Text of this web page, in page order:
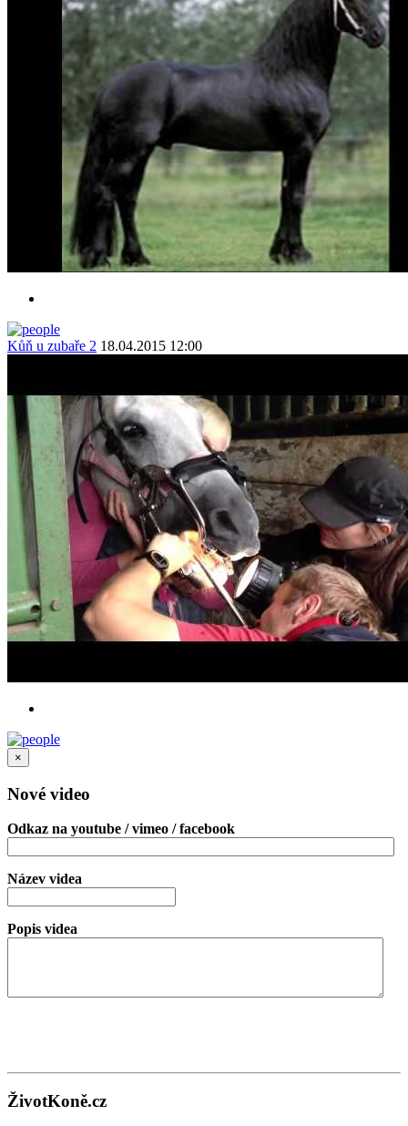
Kůň u zubaře 2 18.04.2015 12:00
×
Nové video
Odkaz na youtube / vimeo / facebook
Název videa
Popis videa
ŽivotKoně.cz